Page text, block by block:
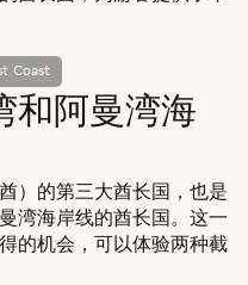
Coast
和阿曼湾海
）的第三大酋长国，也是
湾海岸线的酋长国。这一
的机会，可以体验两种截